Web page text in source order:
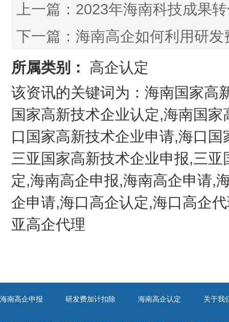
上一篇： 2023年海南科技成果
下一篇： 海南高企如何利用研
所属类别：
高企认定
该资讯的关键词为：海南国家高
国家高新技术企业认定,海南国
口国家高新技术企业申请,海口
三亚国家高新技术企业申报,三
定,海南高企申报,海南高企申请,
企申请,海口高企认定,海口高企
亚高企代理
海南高企申报 研发费加计扣除 海南高企认定 关于我